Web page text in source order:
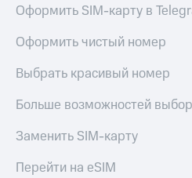
Оформить SIM-карту в
Оформить чистый номер
Выбрать красивый номер
Больше возможностей
Заменить SIM-карту
Перейти на eSIM